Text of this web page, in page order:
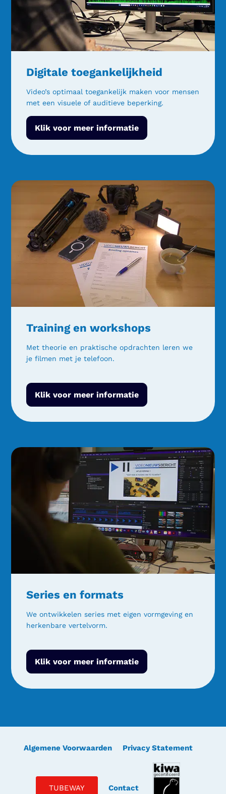
Digitale toegankelijkheid
Video’s optimaal toegankelijk maken voor mensen
met een visuele of auditieve beperking.
Klik voor meer informatie
Training en workshops
Met theorie en praktische opdrachten leren we
je filmen met je telefoon.
Klik voor meer informatie
Series en formats
We ontwikkelen series met eigen vormgeving en
herkenbare vertelvorm.
Klik voor meer informatie
Algemene Voorwaarden Privacy Statement
TUBEWAY Contact